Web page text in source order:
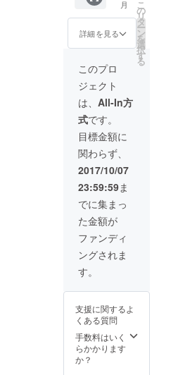
できま
す。※体
験会に
参加で
方、遠
方の方
は缶
バッチ
状の発
送のみ
になり
ます。
真は昨
年のリ
ターン
イベン
トの写
真で
す。 １
０月１4
日
（土）
1０時集
合→13
時解散
集合
川口駐
車場
月
詳細を見る
こ
の
リ
タ
ー
ン
を
選
択
す
る
このプロ
ジェクト
は、 All-In方
式です。
目標金額に
関わらず、
2017/10/07
23:59:59ま
でに集まっ
た金額が
ファンディ
ングされま
す。
支援に関するよ
くある質問
手数料はいく
らかかります
か？